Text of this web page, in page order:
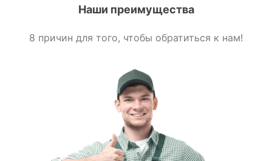
Наши преимущества
8 причин для того, чтобы обратиться к нам!